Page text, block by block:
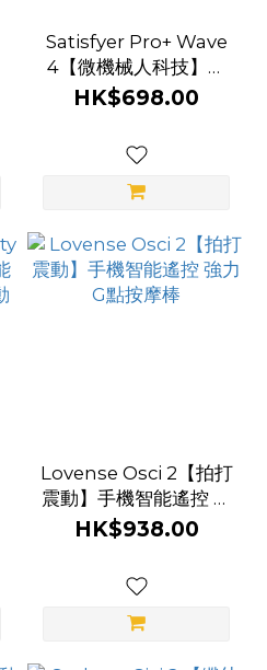
Satisfyer Pro+ Wave
4【微機械人科技】手
機智能遙控 陰蒂吸啜 +
HK$698.00
Lovense Osci 2【拍打
震動】手機智能遙控 強
力G點按摩棒
HK$938.00